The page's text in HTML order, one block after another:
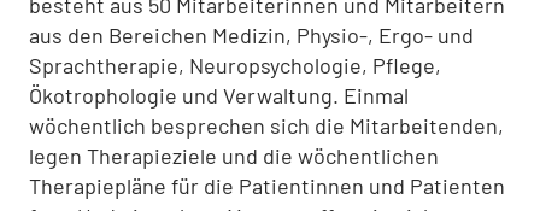
besteht aus 50 Mitarbeiterinnen und Mitarbeitern
aus den Bereichen Medi­zin, Physio-, Ergo- und
Sprachtherapie, Neuropsychologie, Pflege,
Ökotrophologie und Verwaltung. Einmal
wöchentlich besprechen sich die Mitarbeiten­den,
legen Therapieziele und die wöchentlichen
Therapiepläne für die Patientinnen und Patienten